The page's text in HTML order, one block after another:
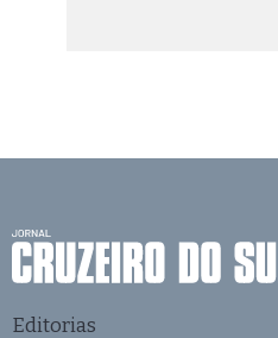
Editorias